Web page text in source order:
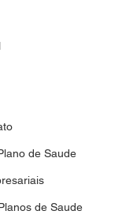
de Saude
de Saude